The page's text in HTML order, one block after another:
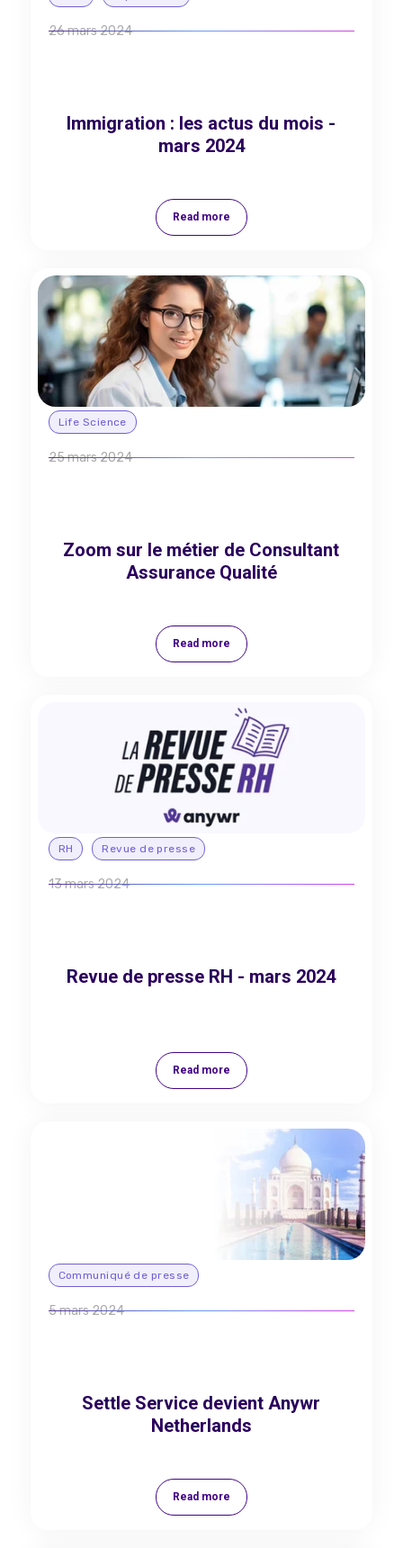
26 mars 2024
Immigration : les actus du mois -
mars 2024
Read more
Life Science
25 mars 2024
Zoom sur le métier de Consultant
Assurance Qualité
Read more
RH Revue de presse
13 mars 2024
Revue de presse RH - mars 2024
Read more
Communiqué de presse
5 mars 2024
Settle Service devient Anywr
Netherlands
Read more